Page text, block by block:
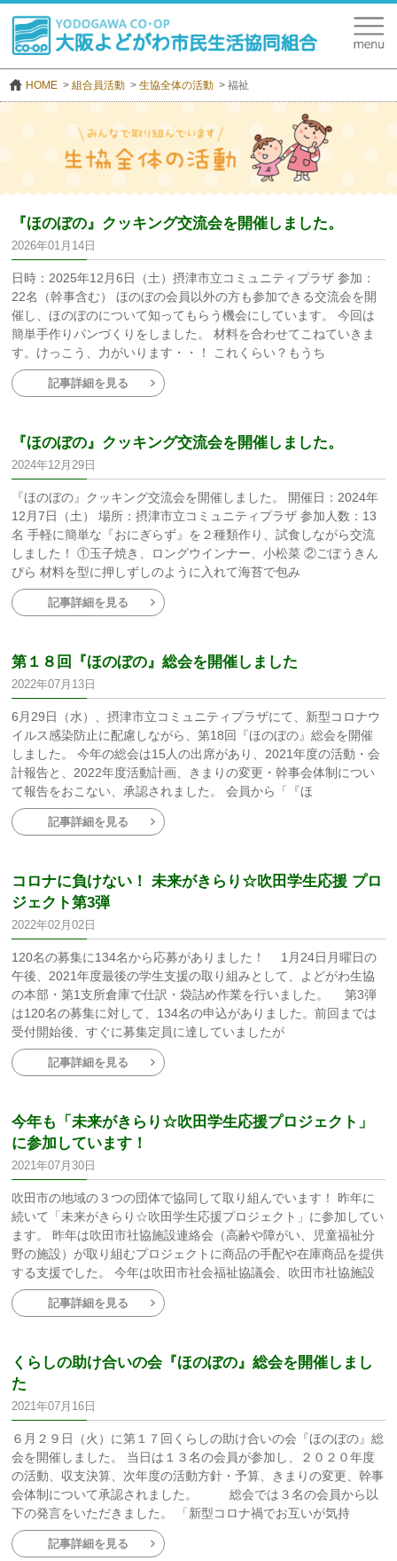
HOME 組合員活動 生協全体の活動 福祉
『ほのぼの』クッキング交流会を開催しました。
2026年01月14日
日時：2025年12月6日（土）摂津市立コミュニティプラザ 参加：
22名（幹事含む） ほのぼの会員以外の方も参加できる交流会を開
催し、ほのぼのについて知ってもらう機会にしています。 今回は
簡単手作りパンづくりをしました。 材料を合わせてこねていきま
す。けっこう、力がいります・・！ これくらい？もうち
記事詳細を見る
『ほのぼの』クッキング交流会を開催しました。
2024年12月29日
『ほのぼの』クッキング交流会を開催しました。 開催日：2024年
12月7日（土） 場所：摂津市立コミュニティプラザ 参加人数：13
名 手軽に簡単な『おにぎらず』を２種類作り、試食しながら交流
しました！ ①玉子焼き、ロングウインナー、小松菜 ②ごぼうきん
ぴら 材料を型に押しずしのように入れて海苔で包み
記事詳細を見る
第１８回『ほのぼの』総会を開催しました
2022年07月13日
6月29日（水）、摂津市立コミュニティプラザにて、新型コロナウ
イルス感染防止に配慮しながら、第18回『ほのぼの』総会を開催
しました。 今年の総会は15人の出席があり、2021年度の活動・会
計報告と、2022年度活動計画、きまりの変更・幹事会体制につい
て報告をおこない、承認されました。 会員から「『ほ
記事詳細を見る
コロナに負けない！ 未来がきらり☆吹田学生応援 プロ
ジェクト第3弾
2022年02月02日
120名の募集に134名から応募がありました！ 1月24日月曜日の
午後、2021年度最後の学生支援の取り組みとして、よどがわ生協
の本部・第1支所倉庫で仕訳・袋詰め作業を行いました。 第3弾
は120名の募集に対して、134名の申込がありました。前回までは
受付開始後、すぐに募集定員に達していましたが
記事詳細を見る
今年も「未来がきらり☆吹田学生応援プロジェクト」
に参加しています！
2021年07月30日
吹田市の地域の３つの団体で協同して取り組んでいます！ 昨年に
続いて「未来がきらり☆吹田学生応援プロジェクト」に参加してい
ます。 昨年は吹田市社協施設連絡会（高齢や障がい、児童福祉分
野の施設）が取り組むプロジェクトに商品の手配や在庫商品を提供
する支援でした。 今年は吹田市社会福祉協議会、吹田市社協施設
記事詳細を見る
くらしの助け合いの会『ほのぼの』総会を開催しまし
た
2021年07月16日
６月２９日（火）に第１７回くらしの助け合いの会『ほのぼの』総
会を開催しました。 当日は１３名の会員が参加し、２０２０年度
の活動、収支決算、次年度の活動方針・予算、きまりの変更、幹事
会体制について承認されました。 総会では３名の会員から以
下の発言をいただきました。 「新型コロナ禍でお互いが気持
記事詳細を見る